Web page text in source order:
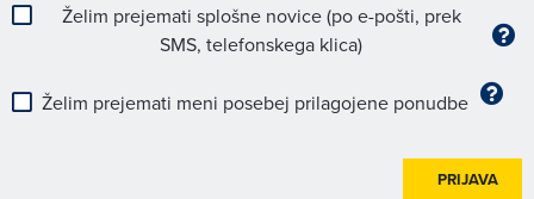
Želim prejemati splošne novice (po e-pošti, prek
SMS, telefonskega klica)
Želim prejemati meni posebej prilagojene ponudbe
PRIJAVA